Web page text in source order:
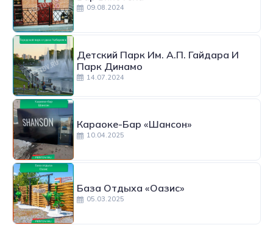
09.08.2024
Детский Парк Им. А.П. Гайдара И
Парк Динамо
14.07.2024
Караоке-Бар «Шансон»
10.04.2025
База Отдыха «Оазис»
05.03.2025